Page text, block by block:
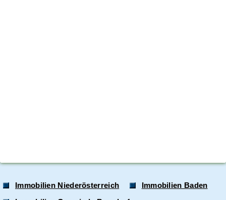
Immobilien Niederösterreich Immobilien Baden